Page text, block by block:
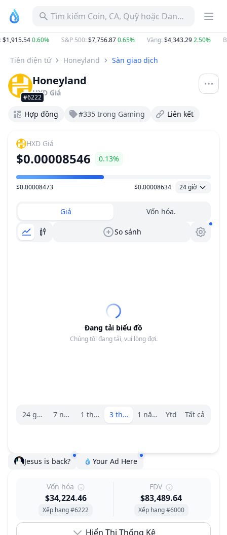
Tìm kiếm Coin, CA, Quỹ hoặc Danh mục
$1,915.540.60% S&P 500:$7,756.870.65% Vàng:$4,343.292.50%
Tiền điện tử Honeyland Sàn giao dịch
#6222
Honeyland
HXD Giá
Hợp đồng #335 trong Gaming Liên kết
HXD Giá
$0.00008546 0.13%
Khoảng giá
$0.00008473 $0.00008634 24 giờ
Giá Vốn hóa.
So sánh
Đang tải biểu đồ
Chúng tôi đang tải, vui lòng đợi.
Trình chọn khoảng.
24 giờ 7 ngày 1 tháng 3 tháng 1 năm Ytd Tất cả
Jesus is back? Your Ad Here
Vốn hóa
$34,224.46
Xếp hạng #6222
FDV
$83,489.64
Xếp hạng #6000
Hiển Thị Thống Kê